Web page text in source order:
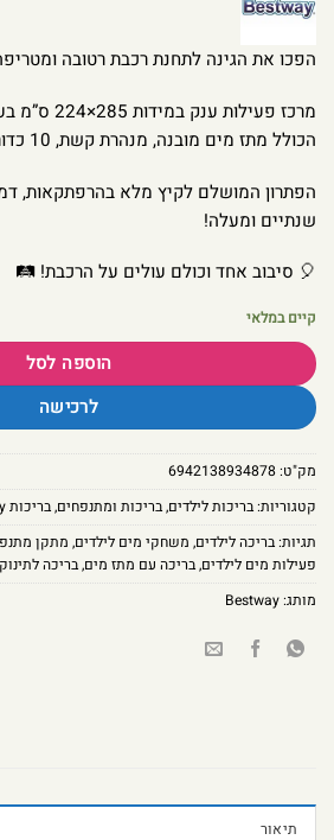
הפכו את הגינה לתחנת רכבת רטובה
מרכז פעילות
הכולל מתז מים מובנה, מנהרת קשת, 10 כדורי משחק ושער מתנפח.
הפתרון המושלם לקיץ מלא בהרפתקאות,
שנתיים ומעלה!
🎈 סיבוב אחד וכולם עולים על הרכבת! 🛤️
קיים במלאי
הוספה לסל
לרכישה
מק"ט:6942138934878
קטגוריות:בריכות לילדים,בריכות ומתנפחים,בריכות Bestway
תגיות:בריכה לילדים, משחקי מים לילדים, מתקן
פעילות מים לילדים,בריכה עם מתז מים,בריכה
מותג:Bestway
תיאור